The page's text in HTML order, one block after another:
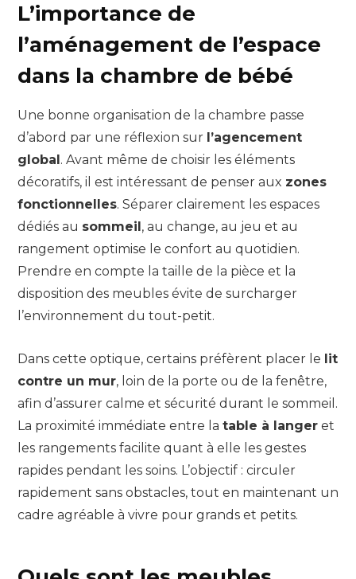
L’importance de
l’aménagement de l’espace
dans la chambre de bébé
Une bonne organisation de la chambre passe
d’abord par une réflexion sur l’agencement
global. Avant même de choisir les éléments
décoratifs, il est intéressant de penser aux zones
fonctionnelles. Séparer clairement les espaces
dédiés au sommeil, au change, au jeu et au
rangement optimise le confort au quotidien.
Prendre en compte la taille de la pièce et la
disposition des meubles évite de surcharger
l’environnement du tout-petit.
Dans cette optique, certains préfèrent placer le lit
contre un mur, loin de la porte ou de la fenêtre,
afin d’assurer calme et sécurité durant le sommeil.
La proximité immédiate entre la table à langer et
les rangements facilite quant à elle les gestes
rapides pendant les soins. L’objectif : circuler
rapidement sans obstacles, tout en maintenant un
cadre agréable à vivre pour grands et petits.